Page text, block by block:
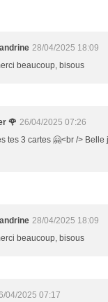
28/04/2025 18:09
beaucoup, bisous
🌹 26/04/2025 07:26
tes 3 cartes 🤗<br />
28/04/2025 18:09
beaucoup, bisous
04/2025 07:17